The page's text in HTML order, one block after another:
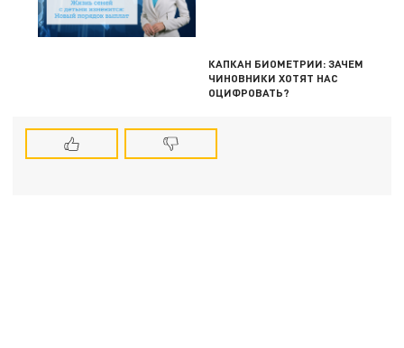
КАПКАН БИОМЕТРИИ: ЗАЧЕМ
ЧИНОВНИКИ ХОТЯТ НАС
ОЦИФРОВАТЬ?